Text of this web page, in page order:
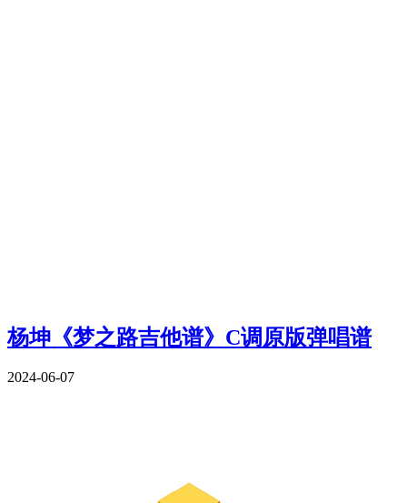
杨坤《梦之路吉他谱》C调原版弹唱谱
2024-06-07